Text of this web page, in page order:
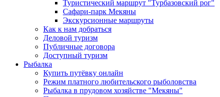
Туристический маршрут "Турбазовский рог"
Сафари-парк Мекяны
Экскурсионные маршруты
Как к нам добраться
Деловой туризм
Публичные договора
Доступный туризм
Рыбалка
Купить путёвку онлайн
Режим платного любительского рыболовства
Рыбалка в прудовом хозяйстве "Мекяны"